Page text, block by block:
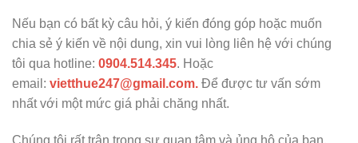
Nếu bạn có bất kỳ câu hỏi, ý kiến đóng góp hoặc muốn
chia sẻ ý kiến về nội dung, xin vui lòng liên hệ với chúng
tôi qua hotline: 0904.514.345. Hoặc
email: vietthue247@gmail.com. Để được tư vấn sớm
nhất với một mức giá phải chăng nhất.